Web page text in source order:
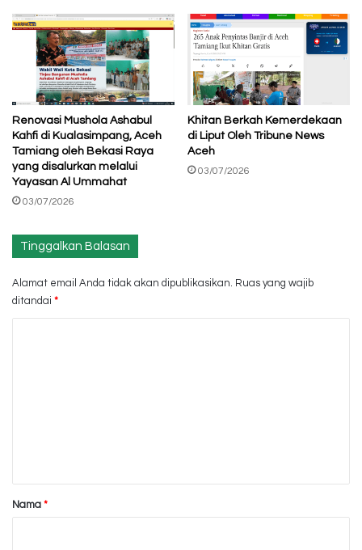
Renovasi Mushola Ashabul
Kahfi di Kualasimpang, Aceh
Tamiang oleh Bekasi Raya
yang disalurkan melalui
Yayasan Al Ummahat
03/07/2026
Khitan Berkah Kemerdekaan
di Liput Oleh Tribune News
Aceh
03/07/2026
Tinggalkan Balasan
Alamat email Anda tidak akan dipublikasikan. Ruas yang wajib
ditandai *
rNama *